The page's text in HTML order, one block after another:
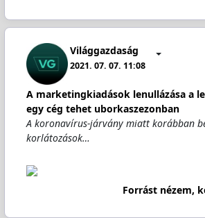
Világgazdaság
2021. 07. 07. 11:08
A marketingkiadások lenullázása a
egy cég tehet uborkaszezonban
A koronavírus-járvány miatt korábban
korlátozások…
Forrást nézem,